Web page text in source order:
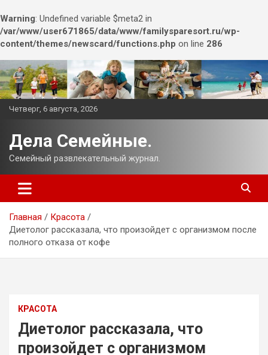
Warning: Undefined variable $meta2 in
/var/www/user671865/data/www/familysparesort.ru/wp-
content/themes/newscard/functions.php on line 286
Перейти
к
содержимому
Четверг, 6 августа, 2026
Дела Семейные.
Семейный развлекательный журнал.
Главная
Красота
Диетолог рассказала, что произойдет с организмом после
полного отказа от кофе
КРАСОТА
Диетолог рассказала, что
произойдет с организмом